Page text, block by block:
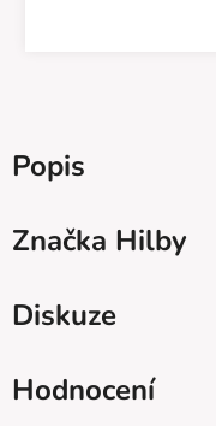
Popis
Značka Hilby
Diskuze
Hodnocení